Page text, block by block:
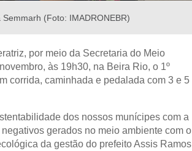
(Foto: IMADRONEBR)
por meio da Secretaria do Meio
às 19h30, na Beira Rio, o 1º
corrida, caminhada e pedalada com 3 e 5
dos nossos munícipes com a
gerados no meio ambiente com o
da gestão do prefeito Assis Ramos